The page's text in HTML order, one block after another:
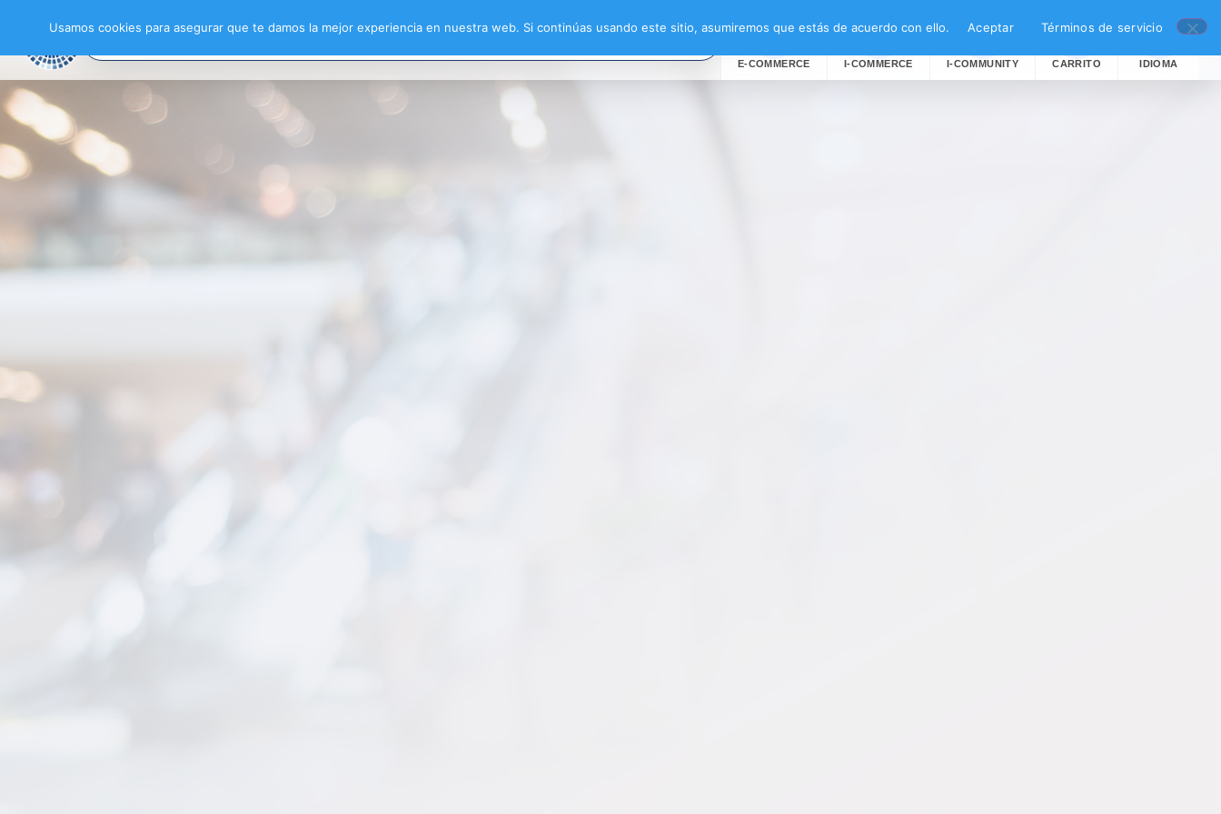
E-COMMERCE I-COMMERCE I-COMMUNITY CARRITO IDIOMA
Usamos cookies para asegurar que te damos la mejor experiencia en nuestra web. Si continúas usando este sitio, asumiremos que estás de acuerdo con ello. Aceptar Términos de servicio